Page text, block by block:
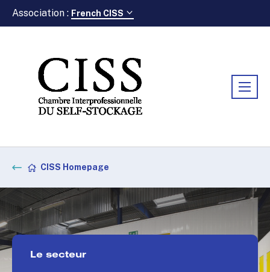
Association : French CISS
CISS Homepage
Le secteur